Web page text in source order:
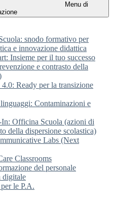
Menu di
snodo formativo per
e innovazione didattica
Insieme per il tuo successo
e contrasto della
Ready per la transizione
Contaminazioni e
Officina Scuola (azioni di
della dispersione scolastica)
Labs (Next
Classrooms
del personale
digitale
le P.A.